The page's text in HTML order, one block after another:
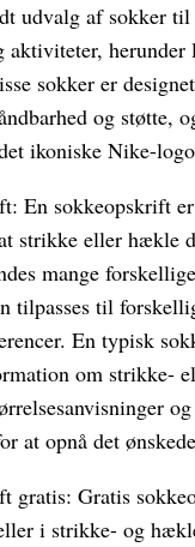
udvalg af sokker
aktiviteter,
sokker er
og støtte,
ikoniske Nike-
En sokkeopskrift
strikke eller hækle
mange
tilpasses til
En typisk
om strikke-
at opnå det
gratis: Gratis
i strikke- og